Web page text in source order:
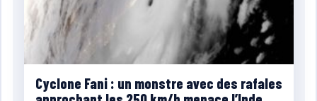
Cyclone Fani : un monstre avec des rafales